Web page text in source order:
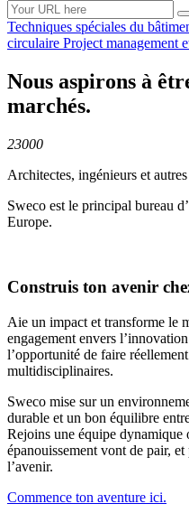
Techniques spéciales du
circulaire Project management
Nous aspirons à
marchés.
23000
Architectes, ingénieurs et
Sweco est le principal bureau
Europe.
Construis ton avenir
Aie un impact et transforme le
engagement envers
l’opportunité de faire
multidisciplinaires.
Sweco mise sur un
durable et un bon équilibre
Rejoins une équipe dynamique
épanouissement vont de pair,
l’avenir.
Commence ton aventure ici.